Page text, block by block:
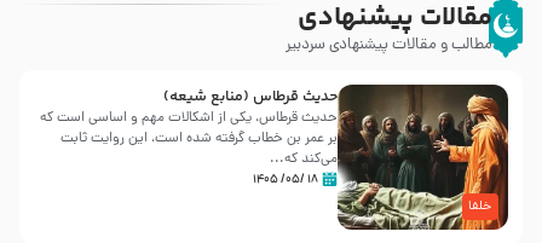
مقالات پیشنهادی
مطالب و مقالات پیشنهادی سردبیر
خلفا
حدیث قرطاس (منابع شیعه)
حدیث قرطاس، یکی از اشکالات مهم و اساسی است که
بر عمر بن خطاب گرفته شده است، این روایت ثابت
می‌کند که...
۱۸ /۰۵/ ۱۴۰۵